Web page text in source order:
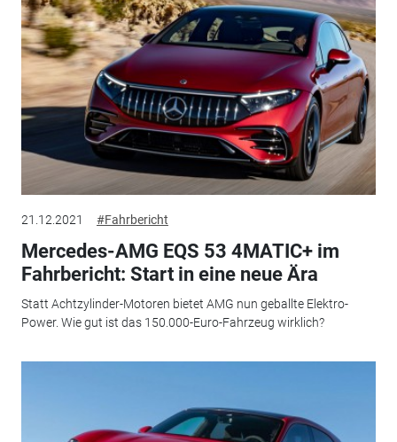
21.12.2021 #Fahrbericht
Mercedes-AMG EQS 53 4MATIC+ im
Fahrbericht: Start in eine neue Ära
Statt Achtzylinder-Motoren bietet AMG nun geballte Elektro-
Power. Wie gut ist das 150.000-Euro-Fahrzeug wirklich?